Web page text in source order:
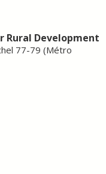
Rural Development
77-79 (Métro